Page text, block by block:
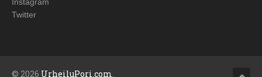
Instagram
Twitter
© 2026 UrheiluPori.com.